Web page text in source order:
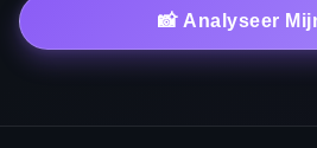
📸 Analyseer